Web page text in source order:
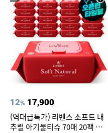
12% 17,900
(역대급특가) 리벤스 소프트 내
추럴 아기물티슈 70매 20팩 캡